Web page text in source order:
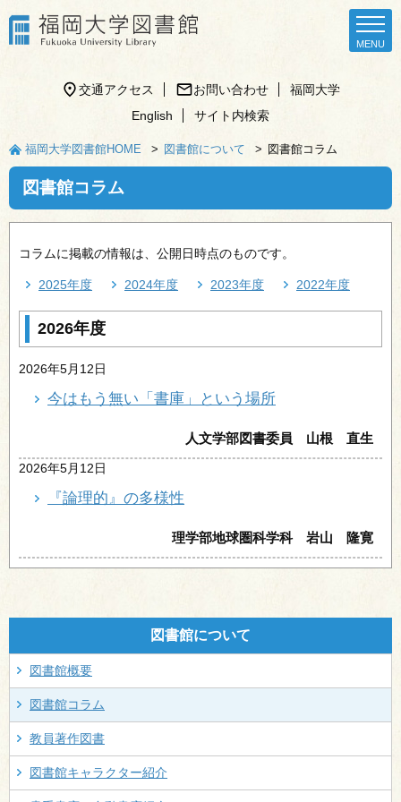
交通アクセス お問い合わせ
福岡大学
English
サイト内検索
福岡大学図書館HOME 図書館について 図書館コラム
図書館コラム
コラムに掲載の情報は、公開日時点のものです。
2025年度 2024年度 2023年度 2022年度
2026年度
2026年5月12日
今はもう無い「書庫」という場所
人文学部図書委員 山根 直生
2026年5月12日
『論理的』の多様性
理学部地球圏科学科 岩山 隆寛
図書館について
図書館概要
図書館コラム
教員著作図書
図書館キャラクター紹介